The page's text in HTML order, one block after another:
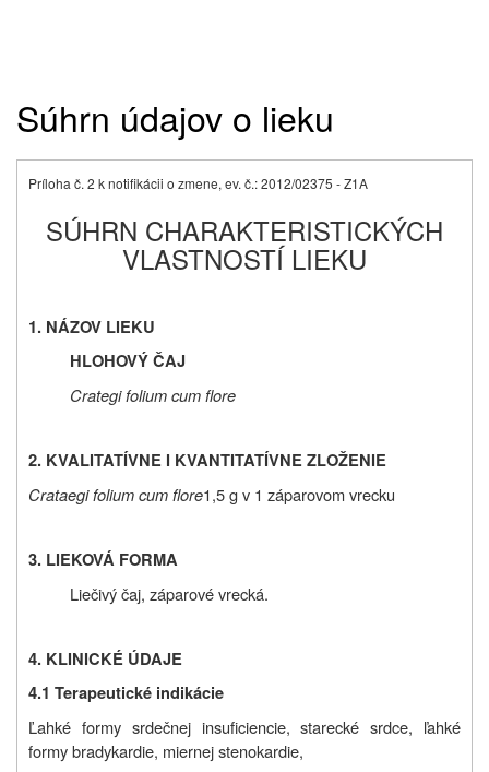
Súhrn údajov o lieku
Príloha č. 2 k notifikácii o zmene, ev. č.: 2012/02375 - Z1A
SÚHRN CHARAKTERISTICKÝCH
VLASTNOSTÍ LIEKU
1. NÁZOV LIEKU
HLOHOVÝ ČAJ
Crategi folium cum flore
2. KVALITATÍVNE I KVANTITATÍVNE ZLOŽENIE
Crataegi folium cum flore1,5 gv 1 záparovom vrecku
3. LIEKOVÁ FORMA
Liečivý čaj, záparové vrecká.
4. KLINICKÉ ÚDAJE
4.1 Terapeutické indikácie
Ľahké formy srdečnej insuficiencie, starecké srdce, ľahké
formy bradykardie, miernej stenokardie,